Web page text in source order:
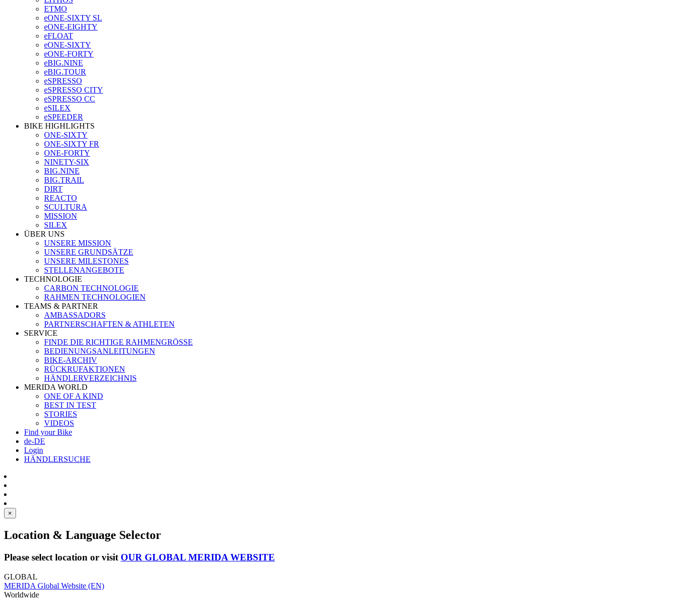
ETMO
eONE-SIXTY SL
eONE-EIGHTY
eFLOAT
eONE-SIXTY
eONE-FORTY
eBIG.NINE
eBIG.TOUR
eSPRESSO
eSPRESSO CITY
eSPRESSO CC
eSILEX
eSPEEDER
BIKE HIGHLIGHTS
ONE-SIXTY
ONE-SIXTY FR
ONE-FORTY
NINETY-SIX
BIG.NINE
BIG.TRAIL
DIRT
REACTO
SCULTURA
MISSION
SILEX
ÜBER UNS
UNSERE MISSION
UNSERE GRUNDSÄTZE
UNSERE MILESTONES
STELLENANGEBOTE
TECHNOLOGIE
CARBON TECHNOLOGIE
RAHMEN TECHNOLOGIEN
TEAMS & PARTNER
AMBASSADORS
PARTNERSCHAFTEN & ATHLETEN
SERVICE
FINDE DIE RICHTIGE RAHMENGRÖSSE
BEDIENUNGSANLEITUNGEN
BIKE-ARCHIV
RÜCKRUFAKTIONEN
HÄNDLERVERZEICHNIS
MERIDA WORLD
ONE OF A KIND
BEST IN TEST
STORIES
VIDEOS
Find your Bike
de-DE
Login
HÄNDLERSUCHE
×
Location & Language Selector
Please select location or visit OUR GLOBAL MERIDA WEBSITE
GLOBAL
MERIDA Global Website (EN)
Worldwide